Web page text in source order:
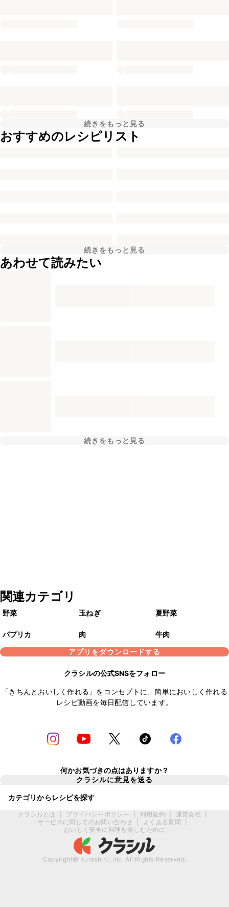
続きをもっと見る
おすすめのレシピリスト
続きをもっと見る
あわせて読みたい
続きをもっと見る
関連カテゴリ
野菜 玉ねぎ 夏野菜
パプリカ 肉
牛肉
アプリをダウンロードする
クラシルの公式SNSをフォロー
「きちんとおいしく作れる」をコンセプトに、簡単においしく作れる
レシピ動画を毎日配信しています。
何かお気づきの点はありますか？
クラシルに意見を送る
カテゴリからレシピを探す
クラシルとは プライバシーポリシー 利用規約 運営会社
サービスに関してのお問い合わせ
よくある質問
おいしく安全に料理を楽しむために
Copyright© Kurashiru, Inc. All Rights Reserved.